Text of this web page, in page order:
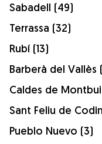
Sabadell (49)
Terrassa (32)
Rubí (13)
Barberà del Vallès
Caldes de
Sant Feliu de
Pueblo Nuevo (3)